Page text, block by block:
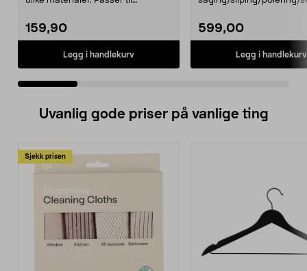
159,90
Legg i handlekurv
599,00
Legg i handlekurv
Uvanlig gode priser på vanlige ting
Sjekk prisen